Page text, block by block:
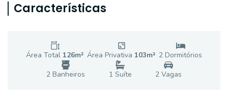
Características
Área Total 126m² Área Privativa 103m² 2 Dormitórios
2 Banheiros 1 Suíte 2Vagas